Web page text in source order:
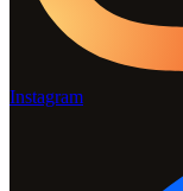
Instagram